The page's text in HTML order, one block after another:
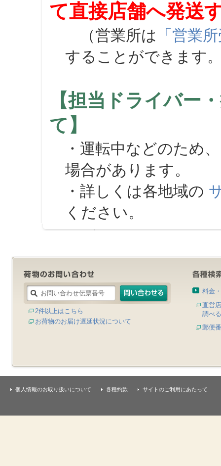
て直接店舗へ発送
（営業所は 「営業
することができます
【担当ドライバー
て】
・運転中などのため
場合があります。
・詳しくは各地域の
ください。
2件以上はこちら
お荷物のお届け遅延状況について
料金
直営
調べる
郵便
個人情報のお取り扱いについて 各種約款 サイトのご利用にあたって